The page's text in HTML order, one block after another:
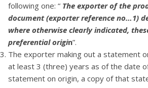
following one: “ The exporter of the
document (exporter reference no…1)
where otherwise clearly indicated,
preferential origin”.
The exporter making out a statement
at least 3 (three) years as of the date
statement on origin, a copy of that